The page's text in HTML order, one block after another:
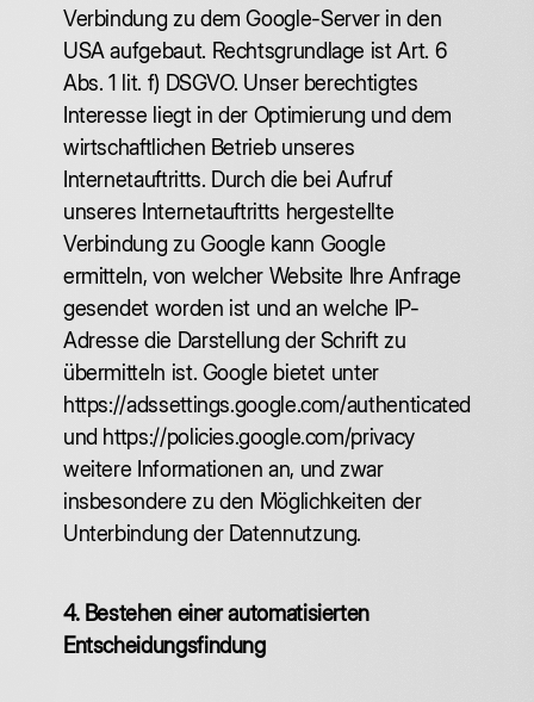
Verbindung zu dem Google-Server in den
USA aufgebaut. Rechtsgrundlage ist Art. 6
Abs. 1 lit. f) DSGVO. Unser berechtigtes
Interesse liegt in der Optimierung und dem
wirtschaftlichen Betrieb unseres
Internetauftritts. Durch die bei Aufruf
unseres Internetauftritts hergestellte
Verbindung zu Google kann Google
ermitteln, von welcher Website Ihre Anfrage
gesendet worden ist und an welche IP-
Adresse die Darstellung der Schrift zu
übermitteln ist. Google bietet unter
https://adssettings.google.com/authenticated
und https://policies.google.com/privacy
weitere Informationen an, und zwar
insbesondere zu den Möglichkeiten der
Unterbindung der Datennutzung.
4. Bestehen einer automatisierten
Entscheidungsfindung